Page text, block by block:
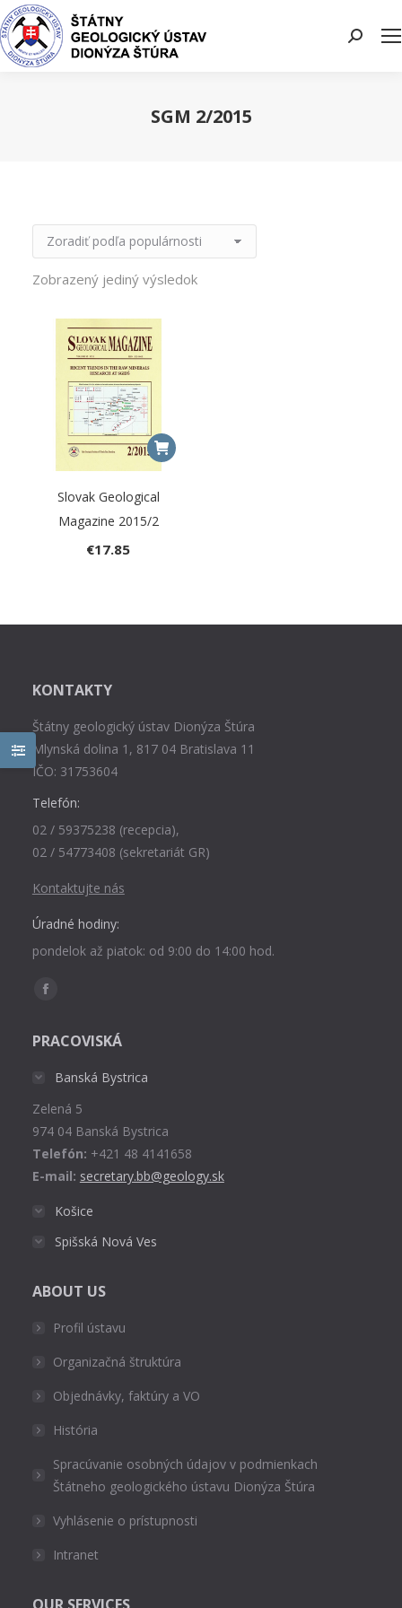
Search:
SGM 2/2015
Zobrazený jediný výsledok
Slovak Geological
Magazine 2015/2
€17.85
KONTAKTY
Štátny geologický ústav Dionýza Štúra
Mlynská dolina 1, 817 04 Bratislava 11
IČO: 31753604
Telefón:
02 / 59375238 (recepcia),
02 / 54773408 (sekretariát GR)
Kontaktujte nás
Úradné hodiny:
pondelok až piatok: od 9:00 do 14:00 hod.
Find us on:
Facebook
opens
window
PRACOVISKÁ
Banská Bystrica
Zelená 5
974 04 Banská Bystrica
Telefón: +421 48 4141658
E-mail: secretary.bb@geology.sk
Košice
Spišská Nová Ves
ABOUT US
Profil ústavu
Organizačná štruktúra
Objednávky, faktúry a VO
História
Spracúvanie osobných údajov v podmienkach
Štátneho geologického ústavu Dionýza Štúra
Vyhlásenie o prístupnosti
Intranet